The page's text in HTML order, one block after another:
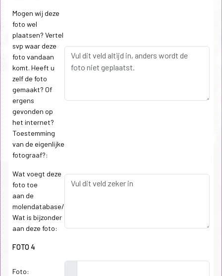
Mogen wij deze
foto wel
plaatsen? Vertel
svp waar deze
foto vandaan
komt. Heeft u
zelf de foto
gemaakt? Of
ergens
gevonden op
het internet?
Toestemming
van de eigenlijke
fotograaf?:
Wat voegt deze
foto toe
aan de
molendatabase/
Wat is bijzonder
aan deze foto:
FOTO 4
Foto: